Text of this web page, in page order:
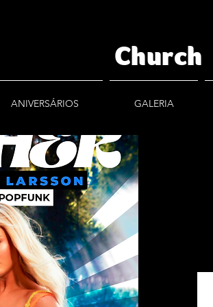
Church
ANIVERSÁRIOS GALERIA